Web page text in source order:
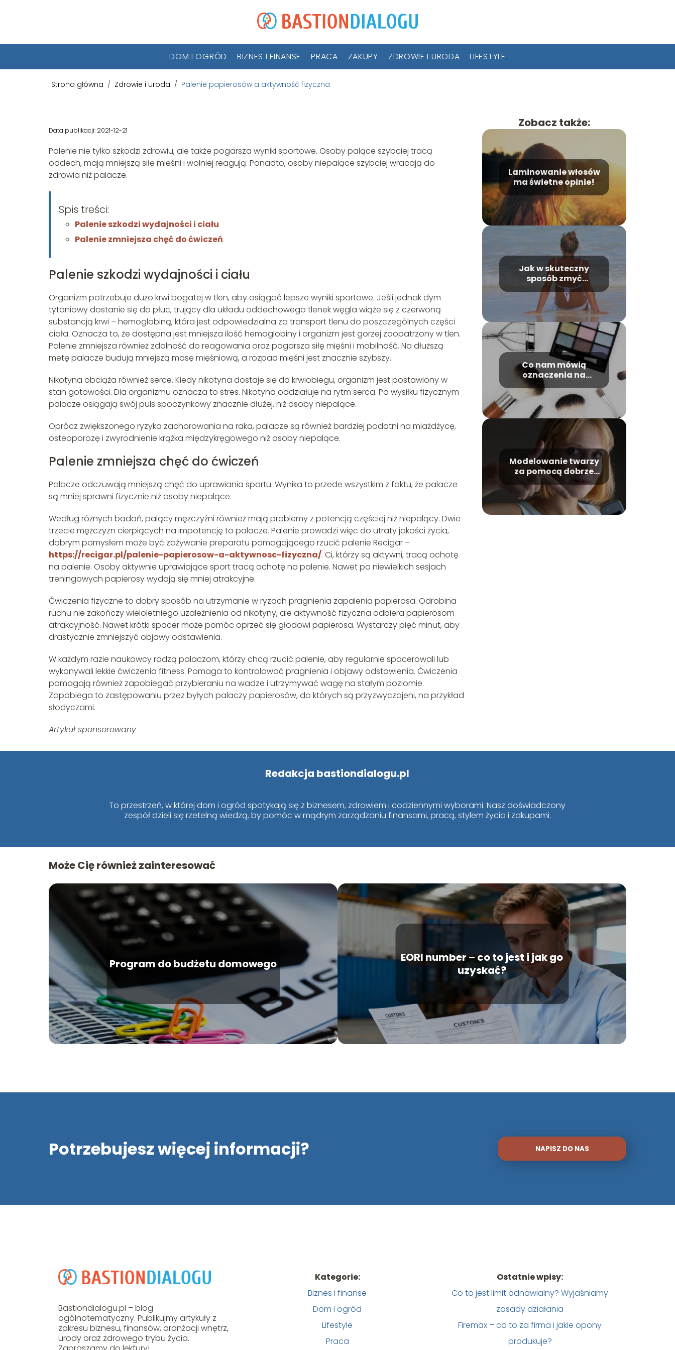
DOM I OGRÓD BIZNES I FINANSE PRACA ZAKUPY ZDROWIE I URODA LIFESTYLE
Strona główna / Zdrowie i uroda / Palenie papierosów a aktywność fizyczna
aktywność fizyczna
Zdrowie i uroda
Data publikacji: 2021-12-21
Palenie nie tylko szkodzi zdrowiu, ale także pogarsza wyniki sportowe. Osoby palące szybciej tracą
oddech, mają mniejszą siłę mięśni i wolniej reagują. Ponadto, osoby niepalące szybciej wracają do
zdrowia niż palacze.
Spis treści:
Palenie szkodzi wydajności i ciału
Palenie zmniejsza chęć do ćwiczeń
Palenie szkodzi wydajności i ciału
Organizm potrzebuje dużo krwi bogatej w tlen, aby osiągać lepsze wyniki sportowe. Jeśli jednak dym
tytoniowy dostanie się do płuc, trujący dla układu oddechowego tlenek węgla wiąże się z czerwoną
substancją krwi – hemoglobiną, która jest odpowiedzialna za transport tlenu do poszczególnych części
ciała. Oznacza to, że dostępna jest mniejsza ilość hemoglobiny i organizm jest gorzej zaopatrzony w tlen.
Palenie zmniejsza również zdolność do reagowania oraz pogarsza siłę mięśni i mobilność. Na dłuższą
metę palacze budują mniejszą masę mięśniową, a rozpad mięśni jest znacznie szybszy.
Nikotyna obciąża również serce. Kiedy nikotyna dostaje się do krwiobiegu, organizm jest postawiony w
stan gotowości. Dla organizmu oznacza to stres. Nikotyna oddziałuje na rytm serca. Po wysiłku fizycznym
palacze osiągają swój puls spoczynkowy znacznie dłużej, niż osoby niepalące.
Oprócz zwiększonego ryzyka zachorowania na raka, palacze są również bardziej podatni na miażdżycę,
osteoporozę i zwyrodnienie krążka międzykręgowego niż osoby niepalące.
Palenie zmniejsza chęć do ćwiczeń
Palacze odczuwają mniejszą chęć do uprawiania sportu. Wynika to przede wszystkim z faktu, że palacze
są mniej sprawni fizycznie niż osoby niepalące.
Według różnych badań, palący mężczyźni również mają problemy z potencją częściej niż niepalący. Dwie
trzecie mężczyzn cierpiących na impotencję to palacze. Palenie prowadzi więc do utraty jakości życia,
dobrym pomysłem może być zażywanie preparatu pomagającego rzucić palenie Recigar –
https://recigar.pl/palenie-papierosow-a-aktywnosc-fizyczna/. Ci, którzy są aktywni, tracą ochotę
na palenie. Osoby aktywnie uprawiające sport tracą ochotę na palenie. Nawet po niewielkich sesjach
treningowych papierosy wydają się mniej atrakcyjne.
Ćwiczenia fizyczne to dobry sposób na utrzymanie w ryzach pragnienia zapalenia papierosa. Odrobina
ruchu nie zakończy wieloletniego uzależnienia od nikotyny, ale aktywność fizyczna odbiera papierosom
atrakcyjność. Nawet krótki spacer może pomóc oprzeć się głodowi papierosa. Wystarczy pięć minut, aby
drastycznie zmniejszyć objawy odstawienia.
W każdym razie naukowcy radzą palaczom, którzy chcą rzucić palenie, aby regularnie spacerowali lub
wykonywali lekkie ćwiczenia fitness. Pomaga to kontrolować pragnienia i objawy odstawienia. Ćwiczenia
pomagają również zapobiegać przybieraniu na wadze i utrzymywać wagę na stałym poziomie.
Zapobiega to zastępowaniu przez byłych palaczy papierosów, do których są przyzwyczajeni, na przykład
słodyczami.
Artykuł sponsorowany
Zobacz także:
Laminowanie włosów
ma świetne opinie!
Jak w skuteczny
sposób zmyć
samoopalacz?
Co nam mówią
oznaczenia na
kosmetykach
Modelowanie twarzy
za pomocą dobrze
znanych produktów
do makijażu
Redakcja bastiondialogu.pl
To przestrzeń, w której dom i ogród spotykają się z biznesem, zdrowiem i codziennymi wyborami. Nasz doświadczony
zespół dzieli się rzetelną wiedzą, by pomóc w mądrym zarządzaniu finansami, pracą, stylem życia i zakupami.
Może Cię również zainteresować
Program do budżetu domowego
EORI number – co to jest i jak go
uzyskać?
Potrzebujesz więcej informacji? NAPISZ DO NAS
Bastiondialogu.pl – blog
ogólnotematyczny. Publikujmy artykuły z
zakresu biznesu, finansów, aranżacji wnętrz,
urody oraz zdrowego trybu życia.
Kategorie:
Biznes i finanse
Dom i ogród
Lifestyle
Praca
Ostatnie wpisy:
Co to jest limit odnawialny? Wyjaśniamy
zasady działania
Firemax – co to za firma i jakie opony
produkuje?